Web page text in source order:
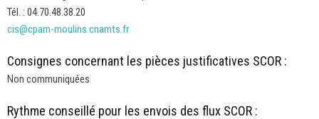
Tél. : 04.70.48.38.20
cis@cpam-moulins.cnamts.fr
Consignes concernant les pièces justificatives SCOR :
Non communiquées
Rythme conseillé pour les envois des flux SCOR :